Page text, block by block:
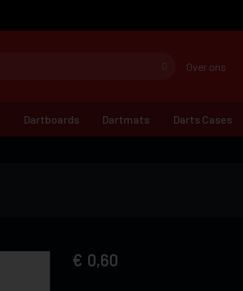
Over ons
Dartboards Dartmats Darts Cases
0,60